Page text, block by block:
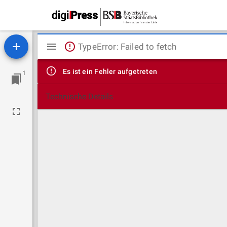
1
Mirador
Viewer
TypeError: Failed to fetch
Es ist ein Fehler aufgetreten
Technische Details